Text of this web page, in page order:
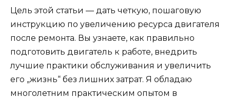
Цель этой статьи — дать четкую, пошаговую
инструкцию по увеличению ресурса двигателя
после ремонта. Вы узнаете, как правильно
подготовить двигатель к работе, внедрить
лучшие практики обслуживания и увеличить
его „жизнь“ без лишних затрат. Я обладаю
многолетним практическим опытом в